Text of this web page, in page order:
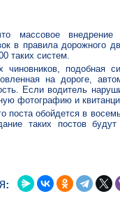
массовое
в правила дорожного
таких систем.
чиновников, подобная
на дороге,
Если водитель
фотографию и
поста обойдется в
таких постов